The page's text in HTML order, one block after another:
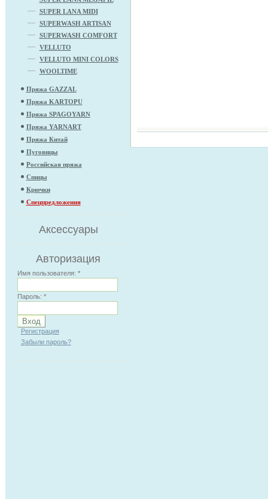
SUPER LANA MIDI
SUPERWASH ARTISAN
SUPERWASH COMFORT
VELLUTO
VELLUTO MINI COLORS
WOOLTIME
Пряжа GAZZAL
Пряжа KARTOPU
Пряжа SPAGOYARN
Пряжа YARNART
Пряжа Китай
Пуговицы
Российская пряжа
Спицы
Крючки
Спецпредложения
Аксессуары
Авторизация
Имя пользователя: *
Пароль: *
Регистрация
Забыли пароль?